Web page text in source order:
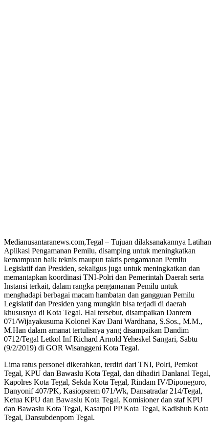
Medianusantaranews.com,Tegal – Tujuan dilaksanakannya Latihan
Aplikasi Pengamanan Pemilu, disamping untuk meningkatkan
kemampuan baik teknis maupun taktis pengamanan Pemilu
Legislatif dan Presiden, sekaligus juga untuk meningkatkan dan
memantapkan koordinasi TNI-Polri dan Pemerintah Daerah serta
Instansi terkait, dalam rangka pengamanan Pemilu untuk
menghadapi berbagai macam hambatan dan gangguan Pemilu
Legislatif dan Presiden yang mungkin bisa terjadi di daerah
khususnya di Kota Tegal. Hal tersebut, disampaikan Danrem
071/Wijayakusuma Kolonel Kav Dani Wardhana, S.Sos., M.M.,
M.Han dalam amanat tertulisnya yang disampaikan Dandim
0712/Tegal Letkol Inf Richard Arnold Yeheskel Sangari, Sabtu
(9/2/2019) di GOR Wisanggeni Kota Tegal.
Lima ratus personel dikerahkan, terdiri dari TNI, Polri, Pemkot
Tegal, KPU dan Bawaslu Kota Tegal, dan dihadiri Danlanal Tegal,
Kapolres Kota Tegal, Sekda Kota Tegal, Rindam IV/Diponegoro,
Danyonif 407/PK, Kasiopsrem 071/Wk, Dansatradar 214/Tegal,
Ketua KPU dan Bawaslu Kota Tegal, Komisioner dan staf KPU
dan Bawaslu Kota Tegal, Kasatpol PP Kota Tegal, Kadishub Kota
Tegal, Dansubdenpom Tegal.